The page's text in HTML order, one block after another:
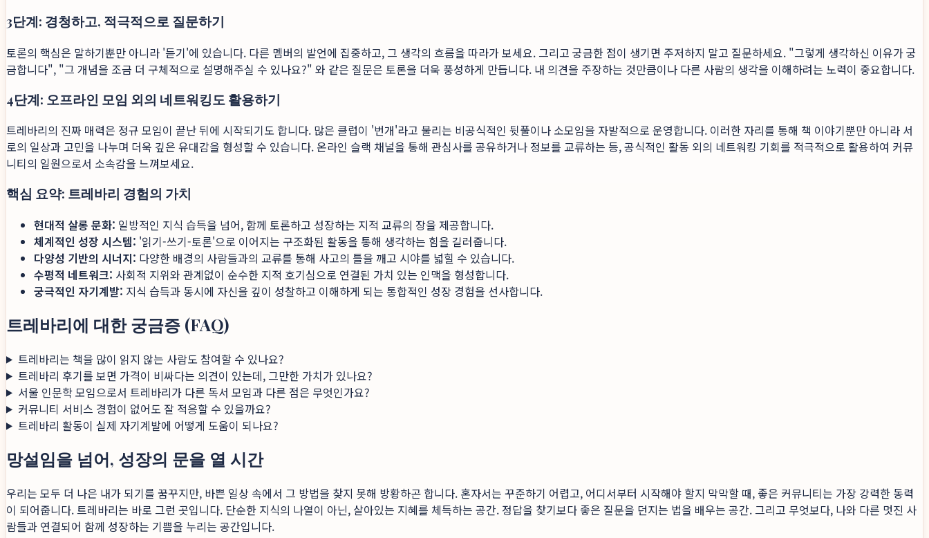
3단계: 경청하고, 적극적으로 질문하기
토론의 핵심은 말하기뿐만 아니라 '듣기'에 있습니다. 다른 멤버의 발언에 집중하고, 그 생각의 흐름을 따라가 보세요. 그리고 궁금한 점이 생기면 주저하지 말고 질문하세요. "그렇게 생각하신 이유가 궁
금합니다", "그 개념을 조금 더 구체적으로 설명해주실 수 있나요?" 와 같은 질문은 토론을 더욱 풍성하게 만듭니다. 내 의견을 주장하는 것만큼이나 다른 사람의 생각을 이해하려는 노력이 중요합니다.
4단계: 오프라인 모임 외의 네트워킹도 활용하기
트레바리의 진짜 매력은 정규 모임이 끝난 뒤에 시작되기도 합니다. 많은 클럽이 '번개'라고 불리는 비공식적인 뒷풀이나 소모임을 자발적으로 운영합니다. 이러한 자리를 통해 책 이야기뿐만 아니라 서
로의 일상과 고민을 나누며 더욱 깊은 유대감을 형성할 수 있습니다. 온라인 슬랙 채널을 통해 관심사를 공유하거나 정보를 교류하는 등, 공식적인 활동 외의 네트워킹 기회를 적극적으로 활용하여 커뮤
니티의 일원으로서 소속감을 느껴보세요.
핵심 요약: 트레바리 경험의 가치
현대적 살롱 문화: 일방적인 지식 습득을 넘어, 함께 토론하고 성장하는 지적 교류의 장을 제공합니다.
체계적인 성장 시스템: '읽기-쓰기-토론'으로 이어지는 구조화된 활동을 통해 생각하는 힘을 길러줍니다.
다양성 기반의 시너지: 다양한 배경의 사람들과의 교류를 통해 사고의 틀을 깨고 시야를 넓힐 수 있습니다.
수평적 네트워크: 사회적 지위와 관계없이 순수한 지적 호기심으로 연결된 가치 있는 인맥을 형성합니다.
궁극적인 자기계발: 지식 습득과 동시에 자신을 깊이 성찰하고 이해하게 되는 통합적인 성장 경험을 선사합니다.
트레바리에 대한 궁금증 (FAQ)
트레바리는 책을 많이 읽지 않는 사람도 참여할 수 있나요?
트레바리 후기를 보면 가격이 비싸다는 의견이 있는데, 그만한 가치가 있나요?
서울 인문학 모임으로서 트레바리가 다른 독서 모임과 다른 점은 무엇인가요?
커뮤니티 서비스 경험이 없어도 잘 적응할 수 있을까요?
트레바리 활동이 실제 자기계발에 어떻게 도움이 되나요?
망설임을 넘어, 성장의 문을 열 시간
우리는 모두 더 나은 내가 되기를 꿈꾸지만, 바쁜 일상 속에서 그 방법을 찾지 못해 방황하곤 합니다. 혼자서는 꾸준하기 어렵고, 어디서부터 시작해야 할지 막막할 때, 좋은 커뮤니티는 가장 강력한 동력
이 되어줍니다. 트레바리는 바로 그런 곳입니다. 단순한 지식의 나열이 아닌, 살아있는 지혜를 체득하는 공간. 정답을 찾기보다 좋은 질문을 던지는 법을 배우는 공간. 그리고 무엇보다, 나와 다른 멋진 사
람들과 연결되어 함께 성장하는 기쁨을 누리는 공간입니다.